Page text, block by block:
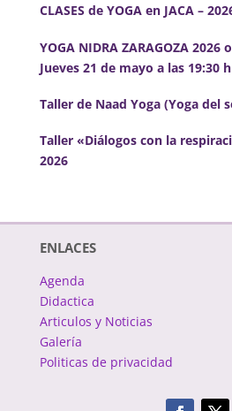
CLASES de YOGA en JACA –
YOGA NIDRA ZARAGOZA
Jueves 21 de mayo a las 19:30 h
Taller de Naad Yoga (Yoga del
Taller «Diálogos con la
2026
ENLACES
Agenda
Didactica
Articulos y Noticias
Galería
Politicas de privacidad